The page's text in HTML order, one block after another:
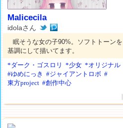
Malicecila
idolaさん
眠そうな女の子90%。ソフトトーンを
基調にして描いてます。
*ダーク・ゴスロリ
*少女 *オリジナル
#ゆめにっき
#ジャイアントロボ #
東方project #創作中心